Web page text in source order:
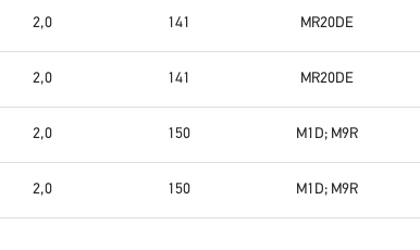
2,0 141 MR20DE
2,0 141 MR20DE
2,0 150 M1D; M9R
2,0 150 M1D; M9R